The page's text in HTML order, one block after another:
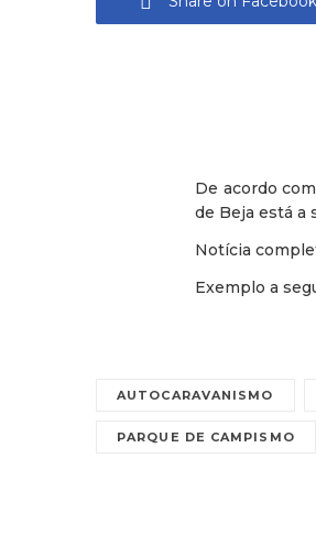
De acordo
de Beja está a
Notícia
Exemplo a
AUTOCARAVANISMO
PARQUE DE CAMPISMO